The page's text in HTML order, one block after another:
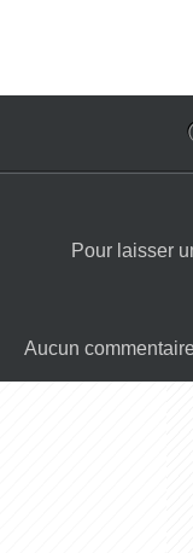
Pour laisser
Aucun